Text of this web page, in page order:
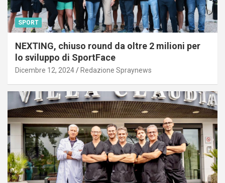
SPORT
NEXTING, chiuso round da oltre 2 milioni per
lo sviluppo di SportFace
Dicembre 12, 2024 Redazione Spraynews